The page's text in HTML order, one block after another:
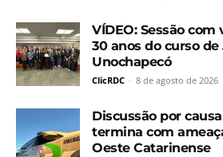
VÍDEO: Sessão
30 anos do curso
Unochapecó
ClicRDC - 8 de agosto de 2026
Discussão por
termina com
Oeste Catarinense